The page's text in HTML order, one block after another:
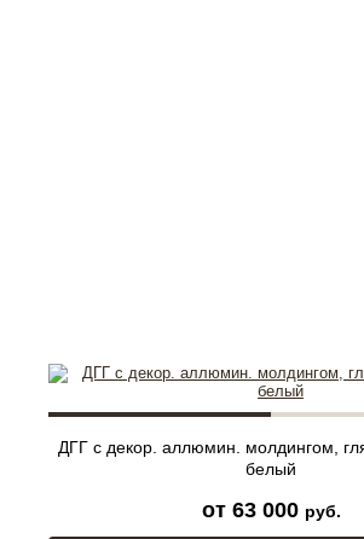
ДГГ с декор. аллюмин. молдингом,
белый
от 63 000 руб.